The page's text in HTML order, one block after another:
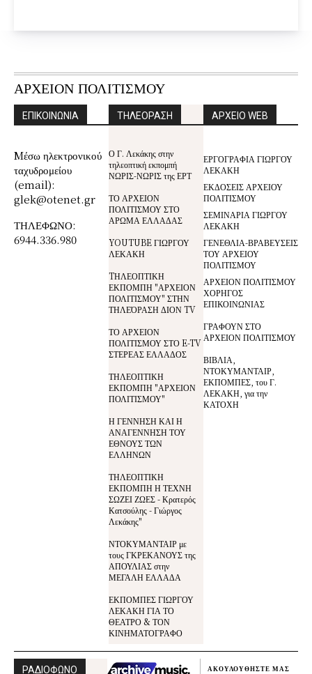
ΑΡΧΕΙΟΝ ΠΟΛΙΤΙΣΜΟΥ
ΕΠΙΚΟΙΝΩΝΙΑ
Mέσω ηλεκτρονικού
ταχυδρομείου
(email):
glek@otenet.gr
ΤΗΛΕΦΩΝΟ:
6944.336.980
ΤΗΛΕΟΡΑΣΗ
Ο Γ. Λεκάκης στην
τηλεοπτική εκπομπή
ΝΩΡΙΣ-ΝΩΡΙΣ της ΕΡΤ
ΤΟ ΑΡΧΕΙΟΝ
ΠΟΛΙΤΙΣΜΟΥ ΣΤΟ
ΑΡΩΜΑ ΕΛΛΑΔΑΣ
YOUTUBE ΓΙΩΡΓΟΥ
ΛΕΚΑΚΗ
TΗΛΕΟΠΤΙΚΗ
ΕΚΠΟΜΠΗ "ΑΡΧΕΙΟΝ
ΠΟΛΙΤΙΣΜΟΥ" ΣΤΗΝ
ΤΗΛΕΌΡΑΣΗ ΔΙΟΝ TV
ΤΟ ΑΡΧΕΙΟΝ
ΠΟΛΙΤΙΣΜΟΥ ΣΤΟ E-TV
ΣΤΕΡΕΑΣ ΕΛΛΑΔΟΣ
ΤΗΛΕΟΠΤΙΚΗ
ΕΚΠΟΜΠΗ "ΑΡΧΕΙΟΝ
ΠΟΛΙΤΙΣΜΟΥ"
Η ΓΕΝΝΗΣΗ ΚΑΙ Η
ΑΝΑΓΕΝΝΗΣΗ ΤΟΥ
ΕΘΝΟΥΣ ΤΩΝ
ΕΛΛΗΝΩΝ
ΤΗΛΕΟΠΤΙΚΗ
ΕΚΠΟΜΠΗ Η ΤΕΧΝΗ
ΣΩΖΕΙ ΖΩΕΣ - Κρατερός
Κατσούλης - Γιώργος
Λεκάκης"
ΝΤΟΚΥΜΑΝΤΑΙΡ με
τους ΓΚΡΕΚΑΝΟΥΣ της
ΑΠΟΥΛΙΑΣ στην
ΜΕΓΑΛΗ ΕΛΛΑΔΑ
ΕΚΠΟΜΠΕΣ ΓΙΩΡΓΟΥ
ΛΕΚΑΚΗ ΓΙΑ ΤΟ
ΘΕΑΤΡΟ & ΤΟΝ
ΚΙΝΗΜΑΤΟΓΡΑΦΟ
ΑΡΧΕΙΟ WEB
ΕΡΓΟΓΡΑΦΙΑ ΓΙΩΡΓΟΥ
ΛΕΚΑΚΗ
ΕΚΔΟΣΕΙΣ ΑΡΧΕΙΟΥ
ΠΟΛΙΤΙΣΜΟΥ
ΣΕΜΙΝΑΡΙΑ ΓΙΩΡΓΟΥ
ΛΕΚΑΚΗ
ΓΕΝΕΘΛΙΑ-ΒΡΑΒΕΥΣΕΙΣ
ΤΟΥ ΑΡΧΕΙΟΥ
ΠΟΛΙΤΙΣΜΟΥ
ΑΡΧΕΙΟΝ ΠΟΛΙΤΙΣΜΟΥ
ΧΟΡΗΓΟΣ
ΕΠΙΚΟΙΝΩΝΙΑΣ
ΓΡΑΦΟΥΝ ΣΤΟ
ΑΡΧΕΙΟΝ ΠΟΛΙΤΙΣΜΟΥ
ΒΙΒΛΙΑ,
ΝΤΟΚΥΜΑΝΤΑΙΡ,
ΕΚΠΟΜΠΕΣ, του Γ.
ΛΕΚΑΚΗ, για την
ΚΑΤΟΧΗ
ΡΑΔΙΟΦΩΝΟ ΑΚΟΥΛΟΥΘΗΣΤΕ ΜΑΣ